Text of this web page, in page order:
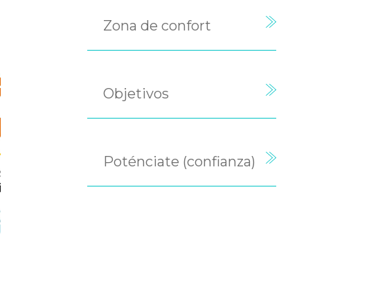
Zona de confort
Objetivos
Poténciate (confianza)